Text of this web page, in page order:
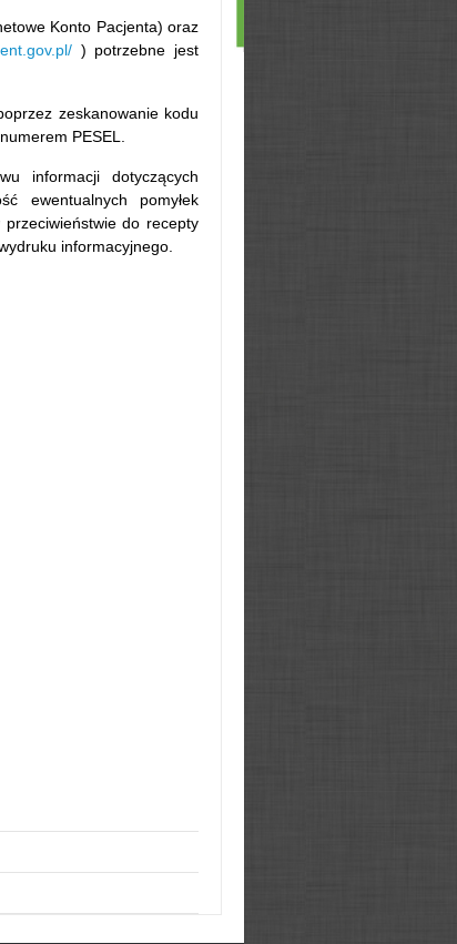
Konto Pacjenta) oraz
) potrzebne jest
zeskanowanie kodu
PESEL.
informacji dotyczących
ewentualnych pomyłek
do recepty
informacyjnego.